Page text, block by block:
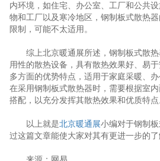
内环境，如住宅、办公室、工厂和公共
物和工厂以及寒冷地区，钢制板式散热
限制，可能不太适用。
综上北京暖通展所述，钢制板式散热
用性的散热设备，具有散热效果好、易
多方面的优势特点，适用于家庭采暖、
在采用钢制板式散热器时，需要根据室
搭配，以充分发挥其散热效果和优质特点
以上就是北京暖通展小编对于钢制
过这篇文章能使大家对其有更进一步的了